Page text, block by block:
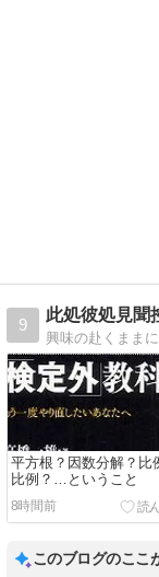
9
此処彼処見聞
興味の赴くまま
平方根？因数分解？比
比例？…ということ
8時間前
このブログのここ